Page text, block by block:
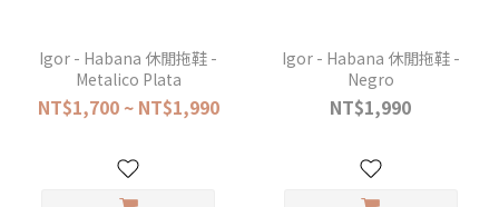
Igor - Habana 休閒拖鞋 -
Metalico Plata
NT$1,700 ~ NT$1,990
Igor - Habana 休閒拖鞋 -
Negro
NT$1,990